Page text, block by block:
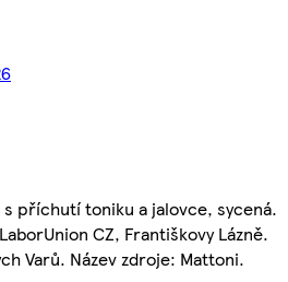
příchutí toniku a jalovce, sycená.
CZ, Františkovy Lázně.
Varů. Název zdroje: Mattoni.